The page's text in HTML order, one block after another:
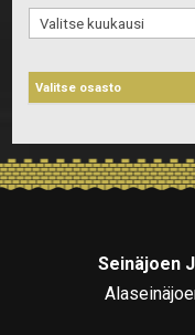
Arkistot
Seinäjoen